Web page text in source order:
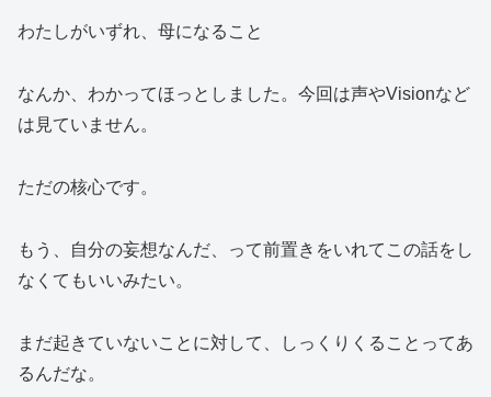
わたしがいずれ、母になること
なんか、わかってほっとしました。今回は声やVisionなど
は見ていません。
ただの核心です。
もう、自分の妄想なんだ、って前置きをいれてこの話をし
なくてもいいみたい。
まだ起きていないことに対して、しっくりくることってあ
るんだな。